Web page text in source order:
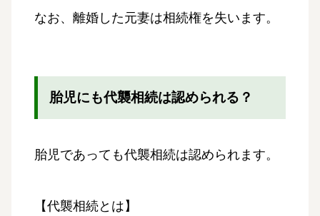
なお、離婚した元妻は相続権を失います。
胎児にも代襲相続は認められる？
胎児であっても代襲相続は認められます。
【代襲相続とは】